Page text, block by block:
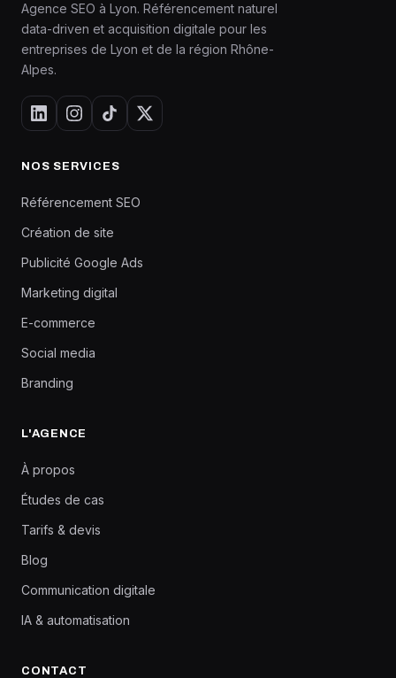
Agence SEO à Lyon. Référencement naturel
data-driven et acquisition digitale pour les
entreprises de Lyon et de la région Rhône-
Alpes.
NOS SERVICES
Référencement SEO
Création de site
Publicité Google Ads
Marketing digital
E-commerce
Social media
Branding
L'AGENCE
À propos
Études de cas
Tarifs & devis
Blog
Communication digitale
IA & automatisation
CONTACT